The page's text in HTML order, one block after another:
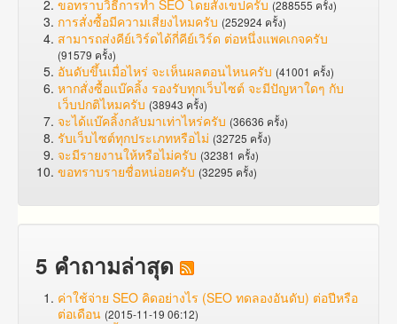
ขอทราบวิธีการทำ SEO โดยสังเขปครับ (288555 ครั้ง)
การสั่งซื้อมีความเสี่ยงไหมครับ (252924 ครั้ง)
สามารถส่งคีย์เวิร์ดได้กี่คีย์เวิร์ด ต่อหนึ่งแพคเกจครับ
(91579 ครั้ง)
อันดับขึ้นเมื่อไหร่ จะเห็นผลตอนไหนครับ (41001 ครั้ง)
หากสั่งซื้อแบ๊คลิ้ง รองรับทุกเว็บไซต์ จะมีปัญหาใดๆ กับ
เว็บปกติไหมครับ (38943 ครั้ง)
จะได้แบ๊คลิ้งกลับมาเท่าไหร่ครับ (36636 ครั้ง)
รับเว็บไซต์ทุกประเภทหรือไม่ (32725 ครั้ง)
จะมีรายงานให้หรือไม่ครับ (32381 ครั้ง)
ขอทราบรายชื่อหน่อยครับ (32295 ครั้ง)
5 คำถามล่าสุด
ค่าใช้จ่าย SEO คิดอย่างไร (SEO ทดลองอันดับ) ต่อปีหรือ
ต่อเดือน (2015-11-19 06:12)